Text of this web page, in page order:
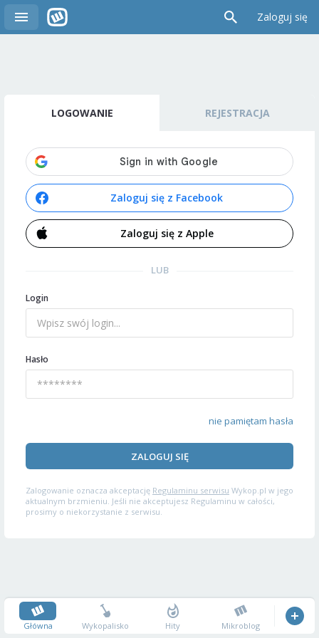
Zaloguj się
LOGOWANIE REJESTRACJA
Zaloguj się z Facebook
Zaloguj się z Apple
LUB
Login
Hasło
nie pamiętam hasła
ZALOGUJ SIĘ
Zalogowanie oznacza akceptację Regulaminu serwisu Wykop.pl w jego
aktualnym brzmieniu. Jeśli nie akceptujesz Regulaminu w całości,
prosimy o niekorzystanie z serwisu.
Główna Wykopalisko Hity Mikroblog